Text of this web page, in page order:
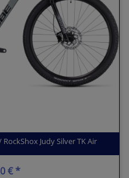
Judy Silver TK Air
€ *